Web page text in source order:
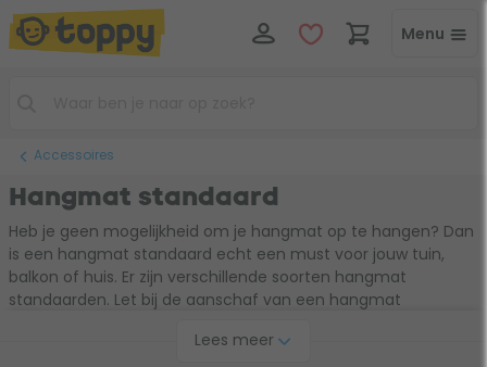
Menu
Accessoires
Hangmat standaard
Heb je geen mogelijkheid om je hangmat op te hangen? Dan
is een hangmat standaard echt een must voor jouw tuin,
balkon of huis. Er zijn verschillende soorten hangmat
standaarden. Let bij de aanschaf van een hangmat
standaard geschikt is. Zo heb je de keuze uit een 1-persoons,
Lees meer